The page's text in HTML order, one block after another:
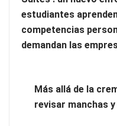
Harvard Business Impact
nuevo enfoque sobre
estudiantes
competencias
demandan las
Más allá de la
revisar manchas